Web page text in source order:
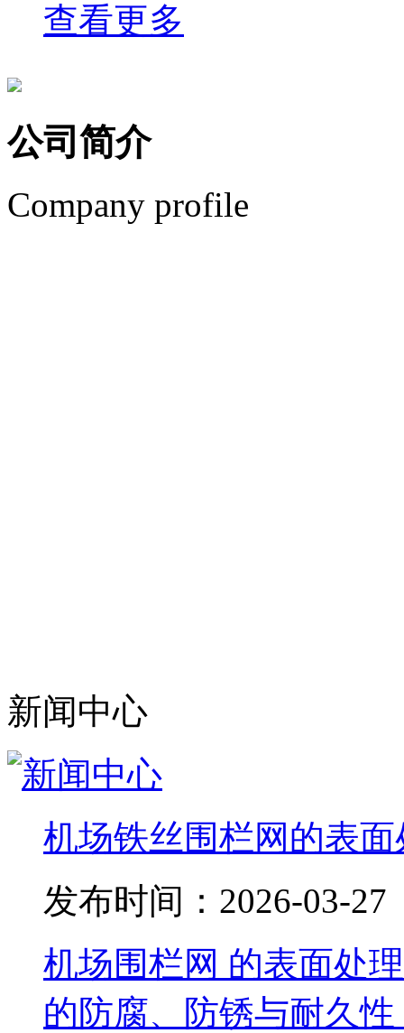
查看更多
公司简介
Company profile
新闻中心
机场铁丝围栏网的表
发布时间：2026-03-27
机场围栏网 的表面处
的防腐、防锈与耐久